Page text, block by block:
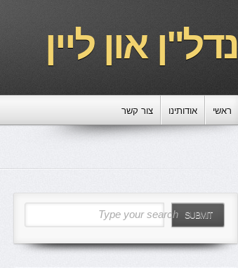
נדל"ן און ליין
ראשי אודותינו צור קשר
Type your search SUBMIT